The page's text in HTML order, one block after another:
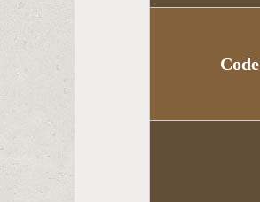
Code